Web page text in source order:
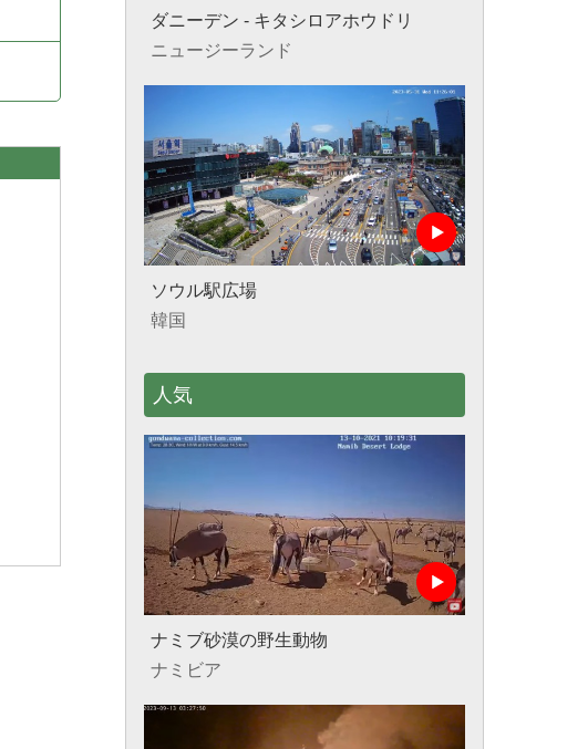
ダニーデン - キタシロアホウドリ
ニュージーランド
ソウル駅広場
韓国
人気
ナミブ砂漠の野生動物
ナミビア